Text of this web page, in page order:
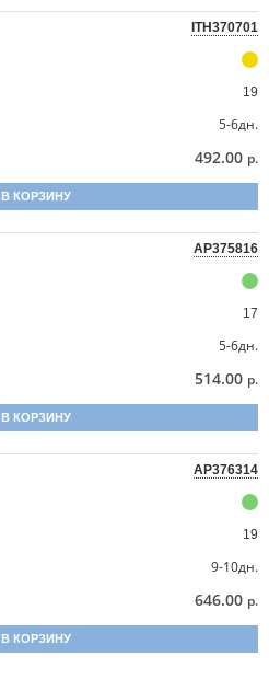
ITH370701
19
5-6дн.
492.00 р.
В КОРЗИНУ
AP375816
17
5-6дн.
514.00 р.
В КОРЗИНУ
AP376314
19
9-10дн.
646.00 р.
В КОРЗИНУ